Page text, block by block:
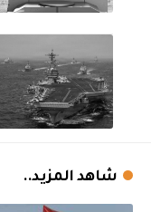
شاهد المزيد..